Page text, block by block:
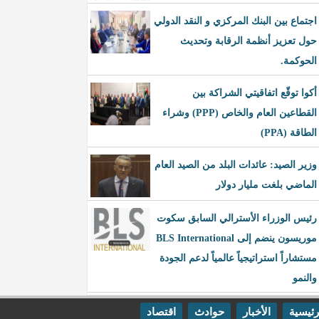
اجتماع بين البنك المركزي و النقد الدولي
حول تعزيز أنظمة الرقابة وتحديث
الحوكمة.
أكوا توقّع اتفاقيتي الشراكة بين
القطاعين العام والخاص (PPP) وشراء
الطاقة (PPA)
وزير الصيد: عائدات البلد من الصيد العام
الماضي بلغت مليار دولار
رئيس الوزراء الأسترالي السابق سكوت
موريسون ينضم إلى BLS International
مستشاراً استراتيجياً عالمياً لدعم الجودة
والنمو
الأخبار حوادث اقتصاد